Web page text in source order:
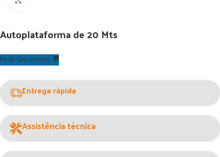
Autoplataforma de 20 Mts
Pedir Orçamento
Entrega rápida
Assistência técnica